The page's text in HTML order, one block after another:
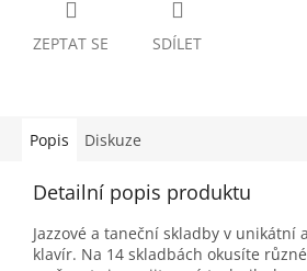
ZEPTAT SE SDÍLET
Popis Diskuze
Detailní popis produktu
Jazzové a taneční skladby v
klavír. Na 14 skladbách okusíte